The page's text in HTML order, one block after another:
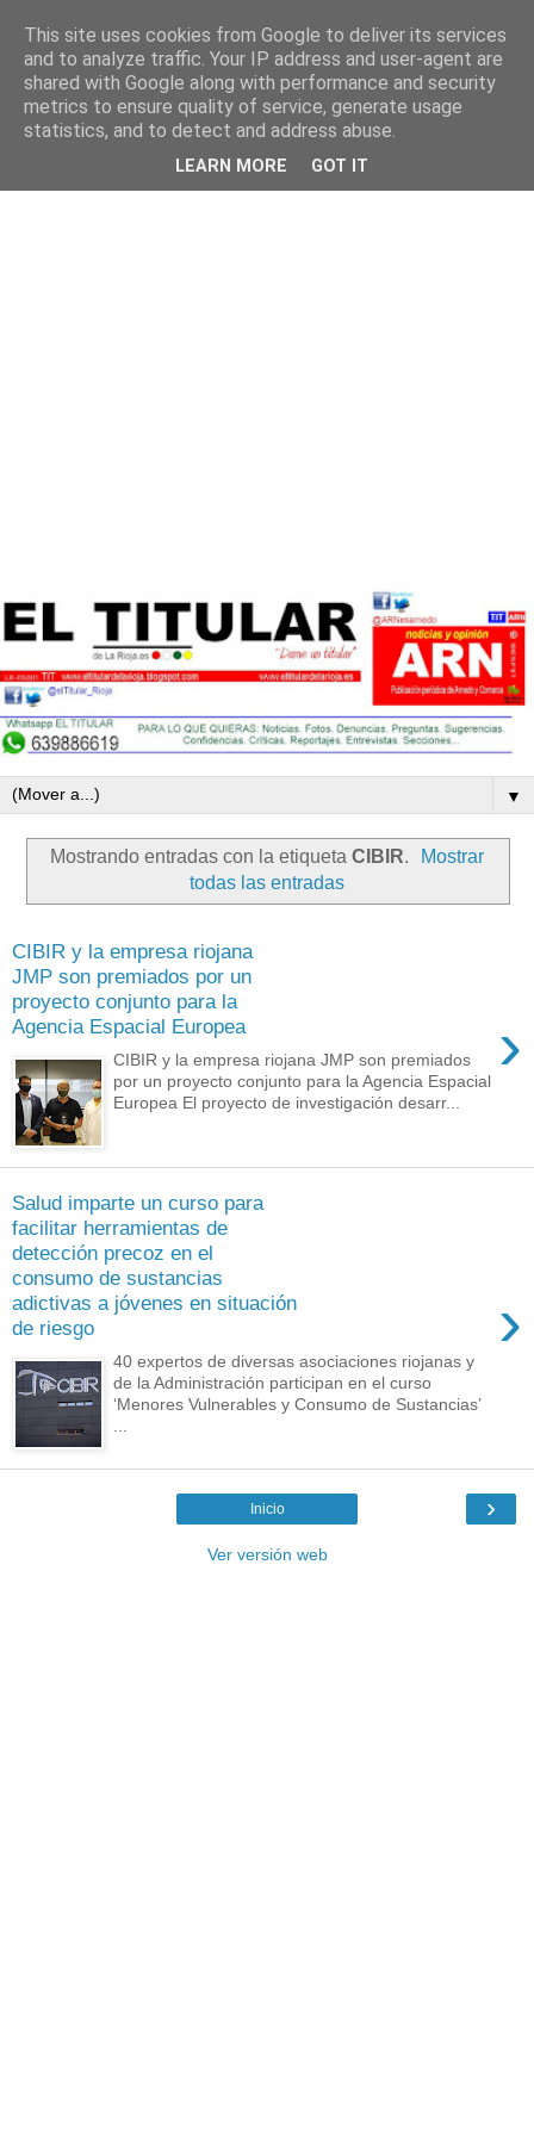
▼
Mostrando entradas con la etiqueta CIBIR.
Mostrar
todas las entradas
CIBIR y la empresa riojana
JMP son premiados por un
proyecto conjunto para la
Agencia Espacial Europea
›
CIBIR y la empresa riojana JMP son premiados
por un proyecto conjunto para la Agencia Espacial
Europea El proyecto de investigación desarr...
Salud imparte un curso para
facilitar herramientas de
detección precoz en el
consumo de sustancias
adictivas a jóvenes en situación
de riesgo
›
40 expertos de diversas asociaciones riojanas y
de la Administración participan en el curso
‘Menores Vulnerables y Consumo de Sustancias’
›
Inicio
Ver versión web
This site uses cookies from Google to deliver its services
and to analyze traffic. Your IP address and user-agent are
shared with Google along with performance and security
metrics to ensure quality of service, generate usage
statistics, and to detect and address abuse.
LEARN MORE GOT IT